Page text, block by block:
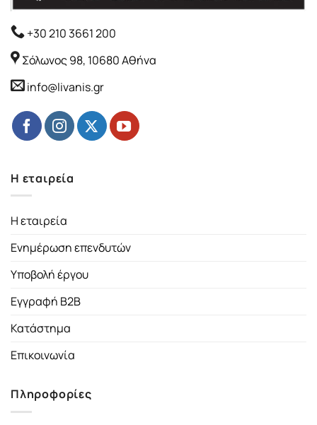
+30 210 3661 200
Σόλωνος 98, 10680 Αθήνα
info@livanis.gr
Η εταιρεία
Η εταιρεία
Ενημέρωση επενδυτών
Υποβολή έργου
Εγγραφή B2B
Κατάστημα
Επικοινωνία
Πληροφορίες